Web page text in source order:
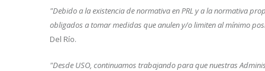
"Debido a la existencia de normativa en PRL y a la normativa
obligados a tomar medidas que anulen y/o limiten al mínimo
Del Río.
"Desde USO, continuamos trabajando para que nuestras